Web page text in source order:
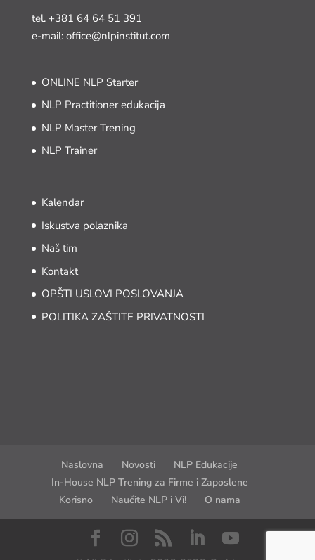
tel. +381 64 64 51 391
e-mail: office@nlpinstitut.com
ONLINE NLP Starter
NLP Practitioner edukacija
NLP Master Trening
NLP Trainer
Kalendar
Iskustva polaznika
Naš tim
Kontakt
OPŠTI USLOVI POSLOVANJA
POLITIKA ZAŠTITE PRIVATNOSTI
Naslovna Novosti
NLP Edukacije
In-House NLP Trening za Firme i Zaposlene
Korisno
Naučite NLP i Vi! O nama